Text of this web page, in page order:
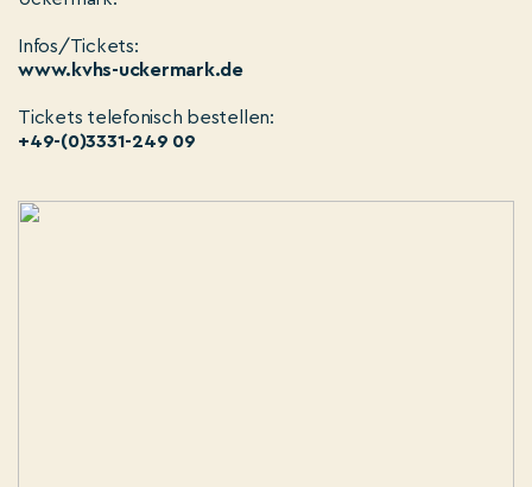
Infos/Tickets:
www.kvhs-uckermark.de
Tickets telefonisch bestellen:
+49-(0)3331-249 09